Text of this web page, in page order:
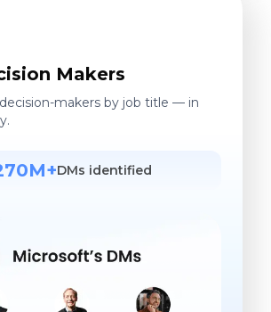
Makers
makers by job title — in
DMs identified